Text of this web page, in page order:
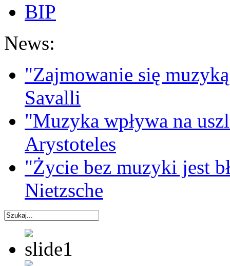
BIP
News:
"Zajmowanie się
Savalli
"Muzyka wpływa na
Arystoteles
"Życie bez muzyki jest
Nietzsche